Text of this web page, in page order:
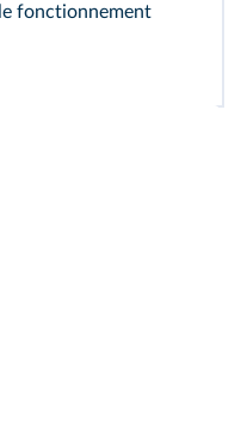
fonctionnement